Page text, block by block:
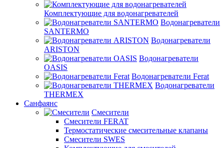
Комплектующие для водонагревателей
Водонагреватели
SANTERMO
Водонагреватели
ARISTON
Водонагреватели
OASIS
Водонагреватели Ferat
Водонагреватели
THERMEX
Санфаянс
Смесители
Смесители FERAT
Термостатические смесительные клапаны
Смесители SWES